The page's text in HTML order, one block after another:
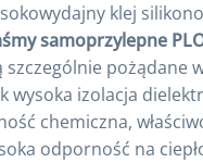
klej
samoprzylepne
szczególnie pożądane
wysoka izolacja
chemiczna,
odporność na